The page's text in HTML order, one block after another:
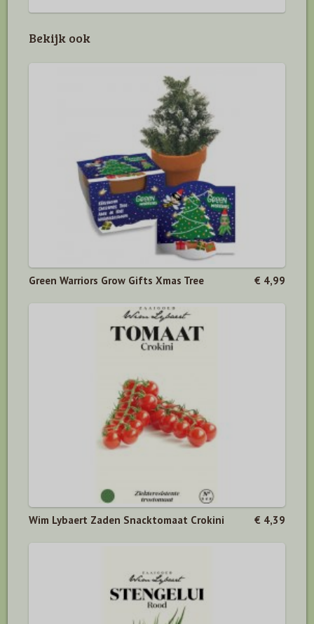
Bekijk ook
Green Warriors Grow Gifts Xmas Tree € 4,99
Wim Lybaert Zaden Snacktomaat Crokini € 4,39